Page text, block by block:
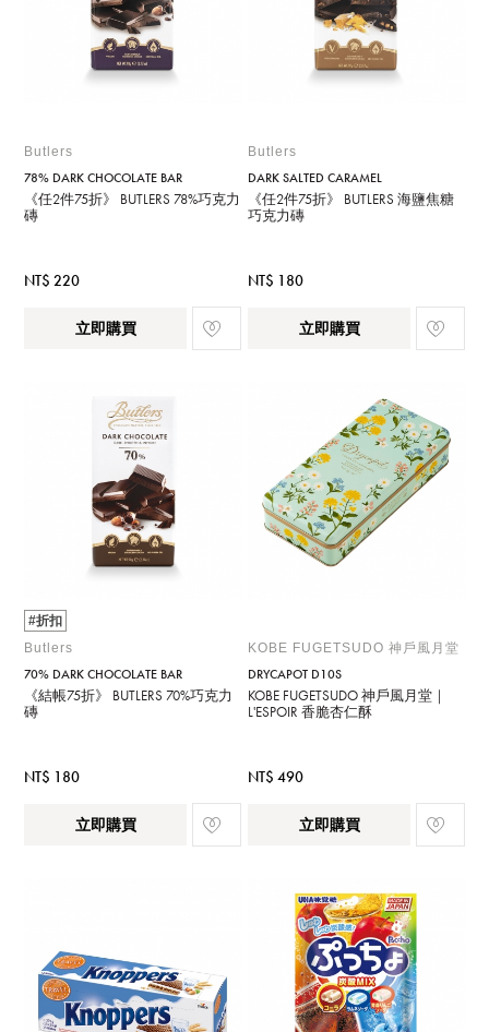
Butlers
78% DARK CHOCOLATE BAR
《任2件75折》 BUTLERS 78%巧克力
磚
NT$ 220
立即購買
Butlers
DARK SALTED CARAMEL
《任2件75折》 BUTLERS 海鹽焦糖
巧克力磚
NT$ 180
立即購買
#折扣
Butlers
70% DARK CHOCOLATE BAR
《結帳75折》 BUTLERS 70%巧克力
磚
NT$ 180
立即購買
KOBE FUGETSUDO 神戶風月堂
DRYCAPOT D10S
KOBE FUGETSUDO 神戶風月堂｜
L'ESPOIR 香脆杏仁酥
NT$ 490
立即購買